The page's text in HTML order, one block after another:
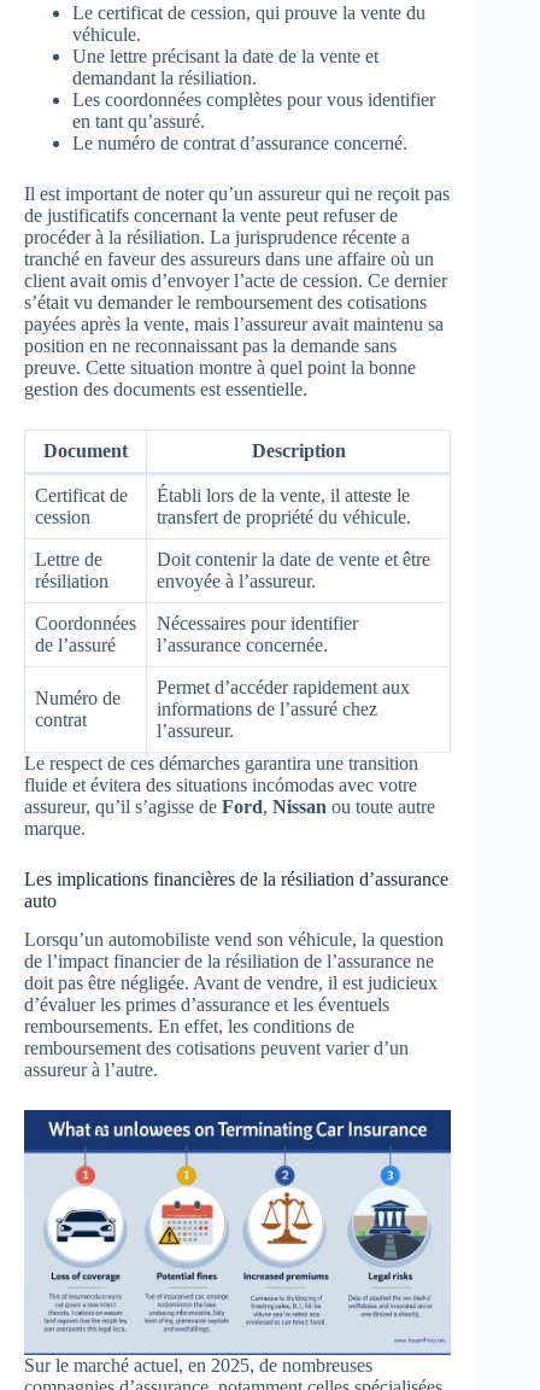
Le certificat de cession, qui prouve la vente du
véhicule.
Une lettre précisant la date de la vente et
demandant la résiliation.
Les coordonnées complètes pour vous identifier
en tant qu’assuré.
Le numéro de contrat d’assurance concerné.
Il est important de noter qu’un assureur qui ne reçoit pas
de justificatifs concernant la vente peut refuser de
procéder à la résiliation. La jurisprudence récente a
tranché en faveur des assureurs dans une affaire où un
client avait omis d’envoyer l’acte de cession. Ce dernier
s’était vu demander le remboursement des cotisations
payées après la vente, mais l’assureur avait maintenu sa
position en ne reconnaissant pas la demande sans
preuve. Cette situation montre à quel point la bonne
gestion des documents est essentielle.
Document Description
Certificat de
cession
Établi lors de la vente, il atteste le
transfert de propriété du véhicule.
Lettre de
résiliation
Doit contenir la date de vente et être
envoyée à l’assureur.
Coordonnées
de l’assuré
Nécessaires pour identifier
l’assurance concernée.
Numéro de
contrat
Permet d’accéder rapidement aux
informations de l’assuré chez
l’assureur.
Le respect de ces démarches garantira une transition
fluide et évitera des situations incómodas avec votre
assureur, qu’il s’agisse de Ford, Nissan ou toute autre
marque.
Les implications financières de la résiliation d’assurance
auto
Lorsqu’un automobiliste vend son véhicule, la question
de l’impact financier de la résiliation de l’assurance ne
doit pas être négligée. Avant de vendre, il est judicieux
d’évaluer les primes d’assurance et les éventuels
remboursements. En effet, les conditions de
remboursement des cotisations peuvent varier d’un
assureur à l’autre.
Sur le marché actuel, en 2025, de nombreuses